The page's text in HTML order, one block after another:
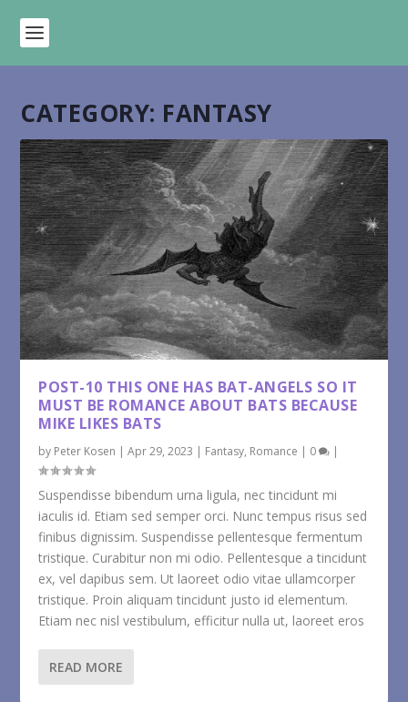
CATEGORY: FANTASY
POST-10 THIS ONE HAS BAT-ANGELS SO IT
MUST BE ROMANCE ABOUT BATS BECAUSE
MIKE LIKES BATS
by Peter Kosen |Apr 29, 2023 | Fantasy, Romance | 0 |
Suspendisse bibendum urna ligula, nec tincidunt mi
iaculis id. Etiam sed semper orci. Nunc tempus risus sed
finibus dignissim. Suspendisse pellentesque fermentum
tristique. Curabitur non mi odio. Pellentesque a tincidunt
ex, vel dapibus sem. Ut laoreet odio vitae ullamcorper
tristique. Proin aliquam tincidunt justo id elementum.
Etiam nec nisl vestibulum, efficitur nulla ut, laoreet eros
READ MORE